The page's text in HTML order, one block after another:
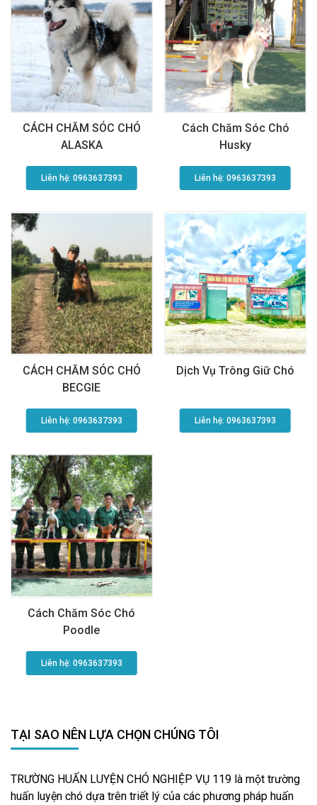
CÁCH CHĂM SÓC CHÓ
ALASKA
Liên hệ: 0963637393​
Cách Chăm Sóc Chó
Husky
Liên hệ: 0963637393​
CÁCH CHĂM SÓC CHÓ
BECGIE
Liên hệ: 0963637393​
Dịch Vụ Trông Giữ Chó
Liên hệ: 0963637393​
Cách Chăm Sóc Chó
Poodle
Liên hệ: 0963637393​
TẠI SAO NÊN LỰA CHỌN CHÚNG TÔI
TRƯỜNG HUẤN LUYỆN CHÓ NGHIỆP VỤ 119 là một trường
huấn luyện chó dựa trên triết lý của các phương pháp huấn